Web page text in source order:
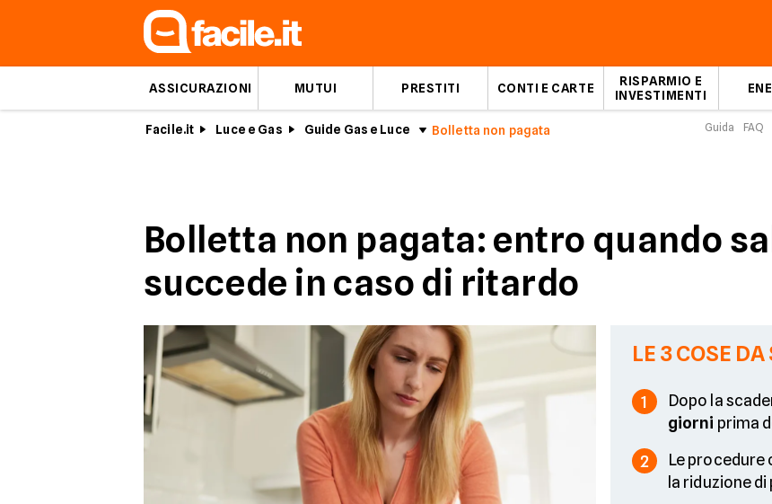
ASSICURAZIONI MUTUI PRESTITI CONTI E CARTE
RISPARMIO E
INVESTIMENTI
Facile.it Luce e Gas Guide Gas e Luce Bolletta non pagata Guida FAQ
Bolletta non pagata: entro quando
succede in caso di ritardo
LE 3 COSE DA
1 Dopo la
giorni prima
2 Le procedure
la riduzione